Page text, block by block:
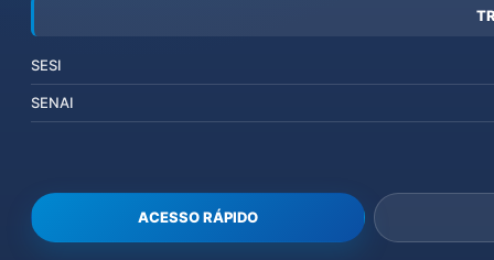
SESI
SENAI
ACESSO RÁPIDO